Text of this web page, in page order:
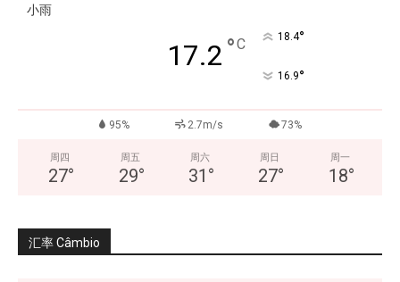
小雨
17.2 °C 18.4°
16.9°
95% 2.7m/s 73%
周四
27°
周五
29°
周六
31 °
周日
27°
周一
18°
汇率 Câmbio